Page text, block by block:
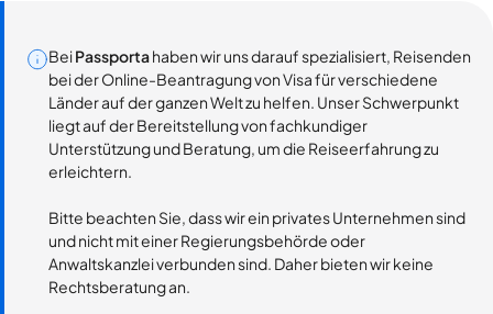
BeiPassportahaben wir uns darauf spezialisiert, Reisenden
bei der Online-Beantragung von Visa für verschiedene
Länder auf der ganzen Welt zu helfen. Unser Schwerpunkt
liegt auf der Bereitstellung von fachkundiger
Unterstützung und Beratung, um die Reiseerfahrung zu
erleichtern.
Bitte beachten Sie, dass wir ein privates Unternehmen sind
und nicht mit einer Regierungsbehörde oder
Anwaltskanzlei verbunden sind. Daher bieten wir keine
Rechtsberatung an.